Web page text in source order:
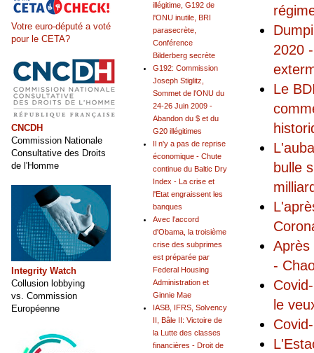
2020
Le
bulle
Après
-
le
illégitime, G192 de
l'ONU inutile, BRI
parasecrète,
Conférence
Bilderberg secrète
G192: Commission
Joseph Stiglitz,
Sommet de l'ONU du
24-26 Juin 2009 -
Abandon du $ et du
G20 illégitimes
Il n'y a pas de reprise
économique - Chute
continue du Baltic Dry
Index - La crise et
l'Etat engraissent les
banques
Avec l'accord
d'Obama, la troisième
crise des subprimes
est préparée par
Federal Housing
Administration et
Ginnie Mae
IASB, IFRS, Solvency
II, Bâle II: Victoire de
la Lutte des classes
financières - Droit de
Votre euro-député a voté
pour le CETA?
CNCDH
Commission Nationale
Consultative des Droits
de l'Homme
Integrity Watch
Collusion lobbying
vs. Commission
Européenne